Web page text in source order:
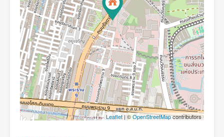
Leaflet | ©OpenStreetMapcontributors